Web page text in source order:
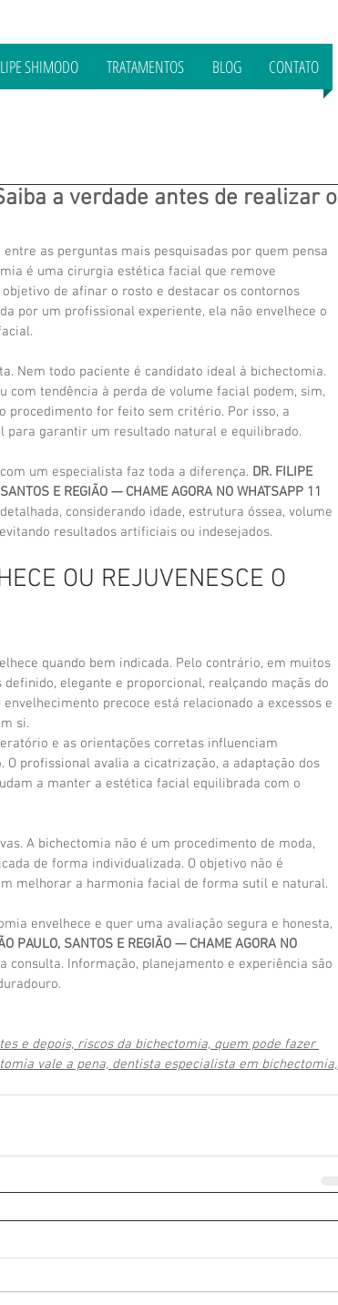
SHIMODO TRATAMENTOS BLOG CONTATO
a verdade antes de realizar o
entre as perguntas mais pesquisadas por quem pensa
é uma cirurgia estética facial que remove
de afinar o rosto e destacar os contornos
por um profissional experiente, ela não envelhece o
Nem todo paciente é candidato ideal à bichectomia.
com tendência à perda de volume facial podem, sim,
procedimento for feito sem critério. Por isso, a
para garantir um resultado natural e equilibrado.
um especialista faz toda a diferença. DR. FILIPE
E REGIÃO — CHAME AGORA NO WHATSAPP 11
considerando idade, estrutura óssea, volume
resultados artificiais ou indesejados.
OU REJUVENESCE O
quando bem indicada. Pelo contrário, em muitos
elegante e proporcional, realçando maçãs do
precoce está relacionado a excessos e
si.
e as orientações corretas influenciam
profissional avalia a cicatrização, a adaptação dos
a manter a estética facial equilibrada com o
A bichectomia não é um procedimento de moda,
de forma individualizada. O objetivo não é
melhorar a harmonia facial de forma sutil e natural.
envelhece e quer uma avaliação segura e honesta,
PAULO, SANTOS E REGIÃO — CHAME AGORA NO
consulta. Informação, planejamento e experiência são
e depois, riscos da bichectomia, quem pode fazer
vale a pena, dentista especialista em bichectomia,